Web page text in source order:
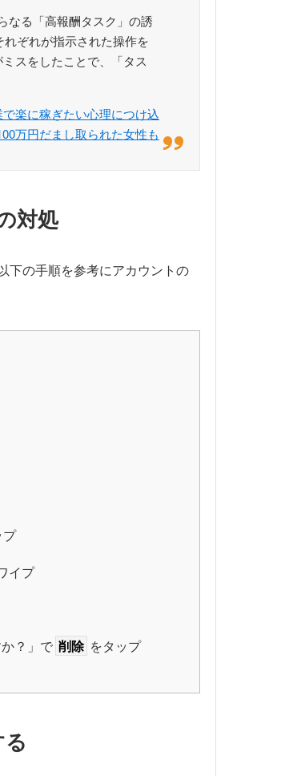
なる「高報酬タスク」の誘
ぞれが指示された操作を
スをしたことで、「タス
楽に稼ぎたい心理につけ込
万円だまし取られた女性も
対処
下の手順を参考にアカウントの
プ
イプ
？」で 削除 をタップ